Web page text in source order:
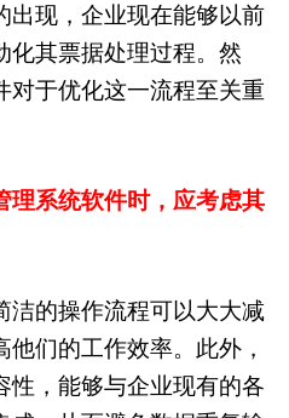
出现，企业现在能够以前
化其票据处理过程。然
对于优化这一流程至关重
理系统软件时，应考虑其
洁的操作流程可以大大减
们的工作效率。此外，
性，能够与企业现有的各